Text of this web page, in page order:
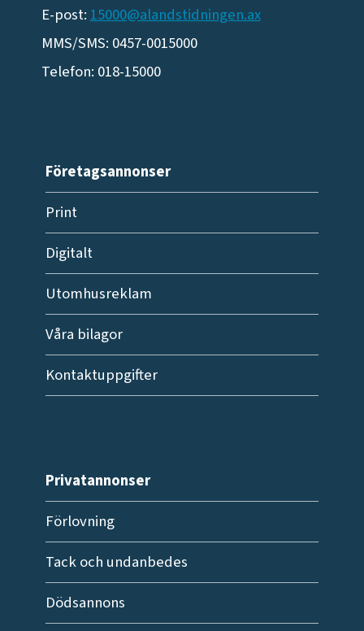
E-post: 15000@alandstidningen.ax
MMS/SMS: 0457-0015000
Telefon: 018-15000
Företagsannonser
Print
Digitalt
Utomhusreklam
Våra bilagor
Kontaktuppgifter
Privatannonser
Förlovning
Tack och undanbedes
Dödsannons